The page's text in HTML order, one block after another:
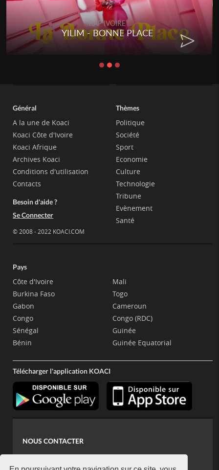
RAP IVOIRE
YILIM - BONNE PLACE
Général
A la une de Koaci
Koaci Côte d'Ivoire
Koaci Afrique
Archives Koaci
Conditions d'utilisation
Contacts
Besoin d'aide ?
Se Connecter
© 2008 - 2022 KOACI.COM
Thèmes
Politique
Société
Sport
Economie
Culture
Technologie
Tribune
Evènement
Santé
Pays
Côte d'Ivoire
Burkina Faso
Gabon
Congo
Sénégal
Bénin
Mali
Togo
Cameroun
Congo (RDC)
Guinée
Guinée Equatorial
Télécharger l'application KOACI
NOUS CONTACTER